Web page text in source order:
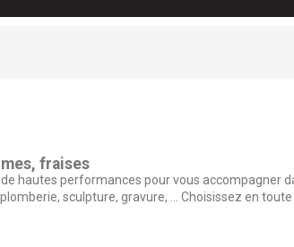
fraises
hautes performances pour vous accompagner
sculpture, gravure, ... Choisissez en